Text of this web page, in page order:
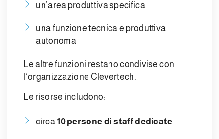
un’area produttiva specifica
una funzione tecnica e produttiva
autonoma
Le altre funzioni restano condivise con
l’organizzazione Clevertech.
Le risorse includono:
circa10 persone di staff dedicate